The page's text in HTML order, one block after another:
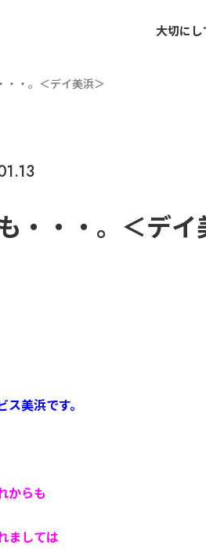
大切にし
・・。＜デイ美浜＞
・・・。＜デイ
美浜です。
からも
ましては